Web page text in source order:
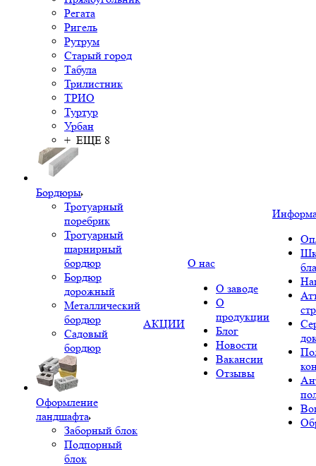
Регата
Ригель
Рутрум
Старый город
Табула
Трилистник
ТРИО
Туртур
Урбан
+ ЕЩЕ 8
Бордюры
Тротуарный
поребрик
Тротуарный
шарнирный
бордюр
Бордюр
дорожный
Металлический
бордюр
Садовый
бордюр
Оформление
ландшафта
Заборный блок
Подпорный
блок
АКЦИИ
О нас
О заводе
О
продукции
Блог
Новости
Вакансии
Отзывы